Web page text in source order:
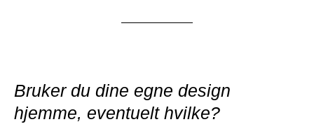
Bruker du dine egne design
hjemme, eventuelt hvilke?